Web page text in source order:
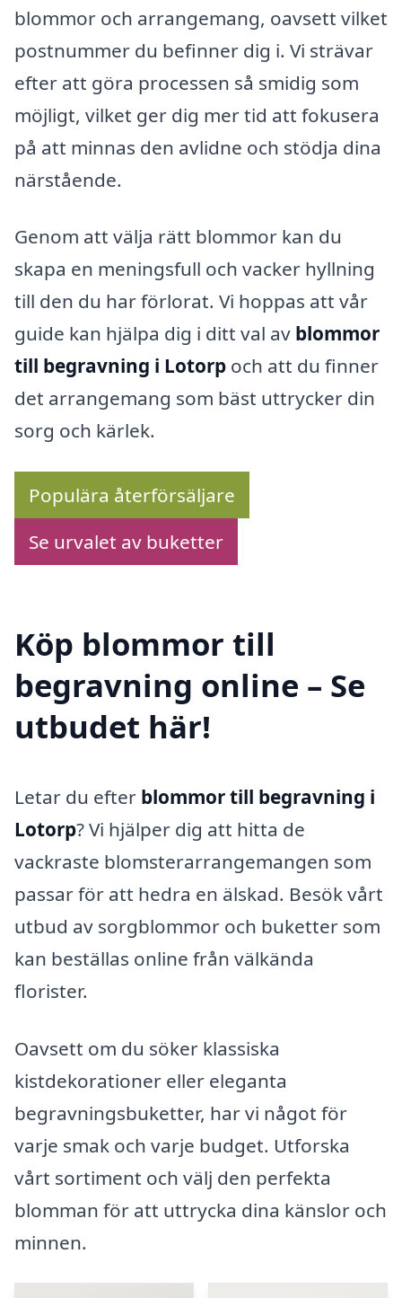
blommor och arrangemang, oavsett vilket
postnummer du befinner dig i. Vi strävar
efter att göra processen så smidig som
möjligt, vilket ger dig mer tid att fokusera
på att minnas den avlidne och stödja dina
närstående.
Genom att välja rätt blommor kan du
skapa en meningsfull och vacker hyllning
till den du har förlorat. Vi hoppas att vår
guide kan hjälpa dig i ditt val av blommor
till begravning i Lotorp och att du finner
det arrangemang som bäst uttrycker din
sorg och kärlek.
Populära återförsäljare
Se urvalet av buketter
Köp blommor till
begravning online – Se
utbudet här!
Letar du efter blommor till begravning i
Lotorp? Vi hjälper dig att hitta de
vackraste blomsterarrangemangen som
passar för att hedra en älskad. Besök vårt
utbud av sorgblommor och buketter som
kan beställas online från välkända
florister.
Oavsett om du söker klassiska
kistdekorationer eller eleganta
begravningsbuketter, har vi något för
varje smak och varje budget. Utforska
vårt sortiment och välj den perfekta
blomman för att uttrycka dina känslor och
minnen.